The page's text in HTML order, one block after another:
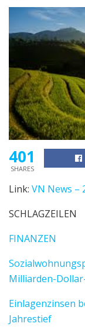
401
SHARES
Link: VN News –
SCHLAGZEILEN
FINANZEN
Milliarden-
Einlagenzinsen
Jahrestief